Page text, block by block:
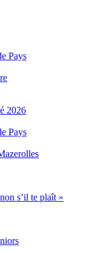
Pays
2026
Pays
s’il te plaît »